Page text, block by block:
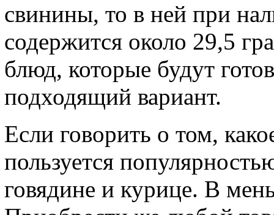
свинины, то в ней при
содержится около 29,5
блюд, которые будут
подходящий вариант.
Если говорить о том,
пользуется
говядине и курице. В